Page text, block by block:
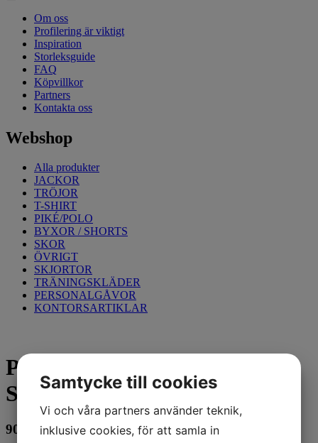
Om oss
Profilering är viktigt
Inspiration
Storleksguide
FAQ
Köpvillkor
Partners
Kontakta oss
Webshop
Alla produkter
JACKOR
TRÖJOR
T-SHIRT
PIKÉ/POLO
BYXOR / SHORTS
SKOR
ÖVRIGT
SKJORTOR
TRÄNINGSKLÄDER
PERSONALGÅVOR
KONTORSARTIKLAR
Piratbyxa Målare 2133 Vit /
Svart D96
909 kr
Samtycke till cookies
Vi och våra partners använder teknik,
inklusive cookies, för att samla in